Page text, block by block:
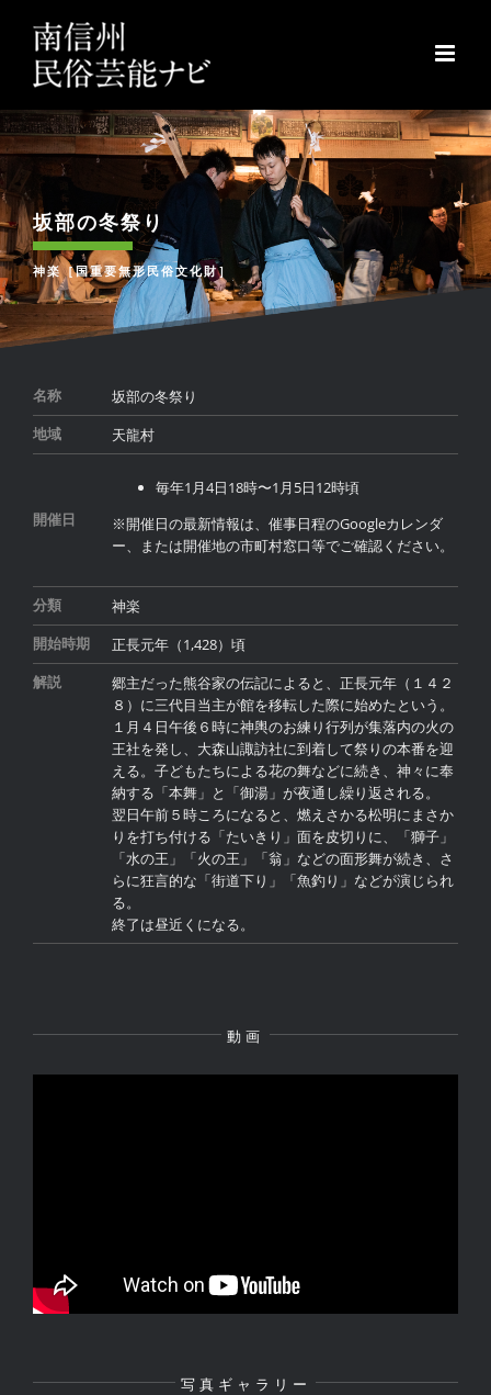
content
坂部の冬祭り
神楽［国重要無形民俗文化財］
名称 坂部の冬祭り
地域 天龍村
開催日
毎年1月4日18時〜1月5日12時頃
※開催日の最新情報は、催事日程のGoogleカレンダ
ー、または開催地の市町村窓口等でご確認ください。
分類 神楽
開始時期 正長元年（1,428）頃
解説
郷主だった熊谷家の伝記によると、正長元年（１４２
８）に三代目当主が館を移転した際に始めたという。
１月４日午後６時に神輿のお練り行列が集落内の火の
王社を発し、大森山諏訪社に到着して祭りの本番を迎
える。子どもたちによる花の舞などに続き、神々に奉
納する「本舞」と「御湯」が夜通し繰り返される。
翌日午前５時ころになると、燃えさかる松明にまさか
りを打ち付ける「たいきり」面を皮切りに、「獅子」
「水の王」「火の王」「翁」などの面形舞が続き、さ
らに狂言的な「街道下り」「魚釣り」などが演じられ
る。
終了は昼近くになる。
動画
写真ギャラリー